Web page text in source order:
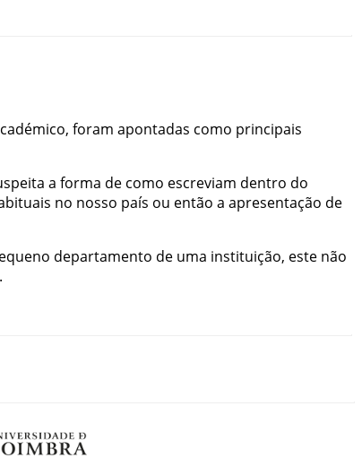
, foram apontadas como principais
a forma de como escreviam dentro do
no nosso país ou então a apresentação de
departamento de uma instituição, este não
.